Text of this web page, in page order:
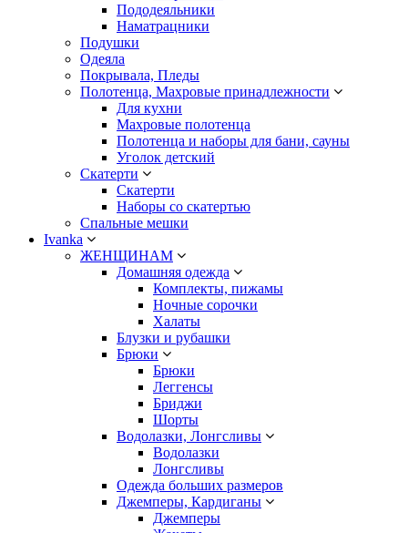
Пододеяльники
Наматрацники
Подушки
Одеяла
Покрывала, Пледы
Полотенца, Махровые принадлежности
Для кухни
Махровые полотенца
Полотенца и наборы для бани, сауны
Уголок детский
Скатерти
Скатерти
Наборы со скатертью
Спальные мешки
Ivanka
ЖЕНЩИНАМ
Домашняя одежда
Комплекты, пижамы
Ночные сорочки
Халаты
Блузки и рубашки
Брюки
Брюки
Леггенсы
Бриджи
Шорты
Водолазки, Лонгсливы
Водолазки
Лонгсливы
Одежда больших размеров
Джемперы, Кардиганы
Джемперы